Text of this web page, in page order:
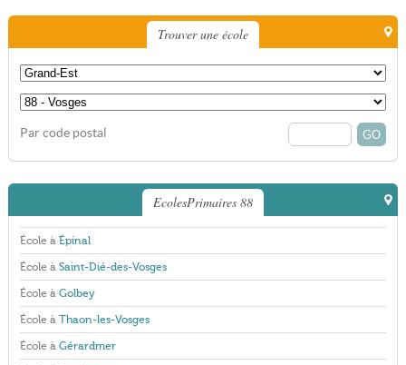
Trouver une école
Par code postal
EcolesPrimaires 88
École à Épinal
École à Saint-Dié-des-Vosges
École à Golbey
École à Thaon-les-Vosges
École à Gérardmer